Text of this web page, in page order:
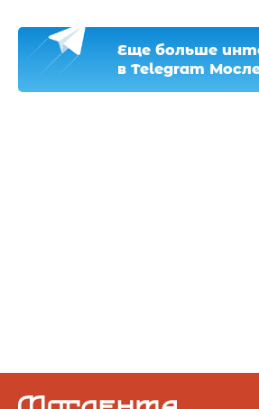
Еще больше
в Telegram